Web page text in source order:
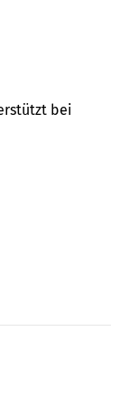
bei